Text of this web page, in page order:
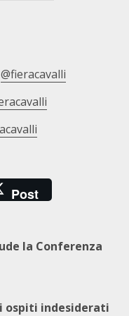
@fieracavalli
Post
la Conferenza
ospiti indesiderati